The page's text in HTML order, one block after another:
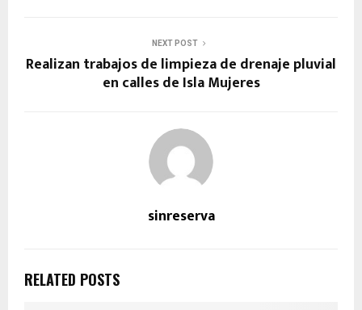
NEXT POST
Realizan trabajos de limpieza de drenaje pluvial
en calles de Isla Mujeres
sinreserva
RELATED POSTS